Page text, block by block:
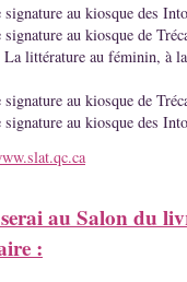
au kiosque des
au kiosque de
littérature au féminin, à
au kiosque de
au kiosque des
au Salon du
: